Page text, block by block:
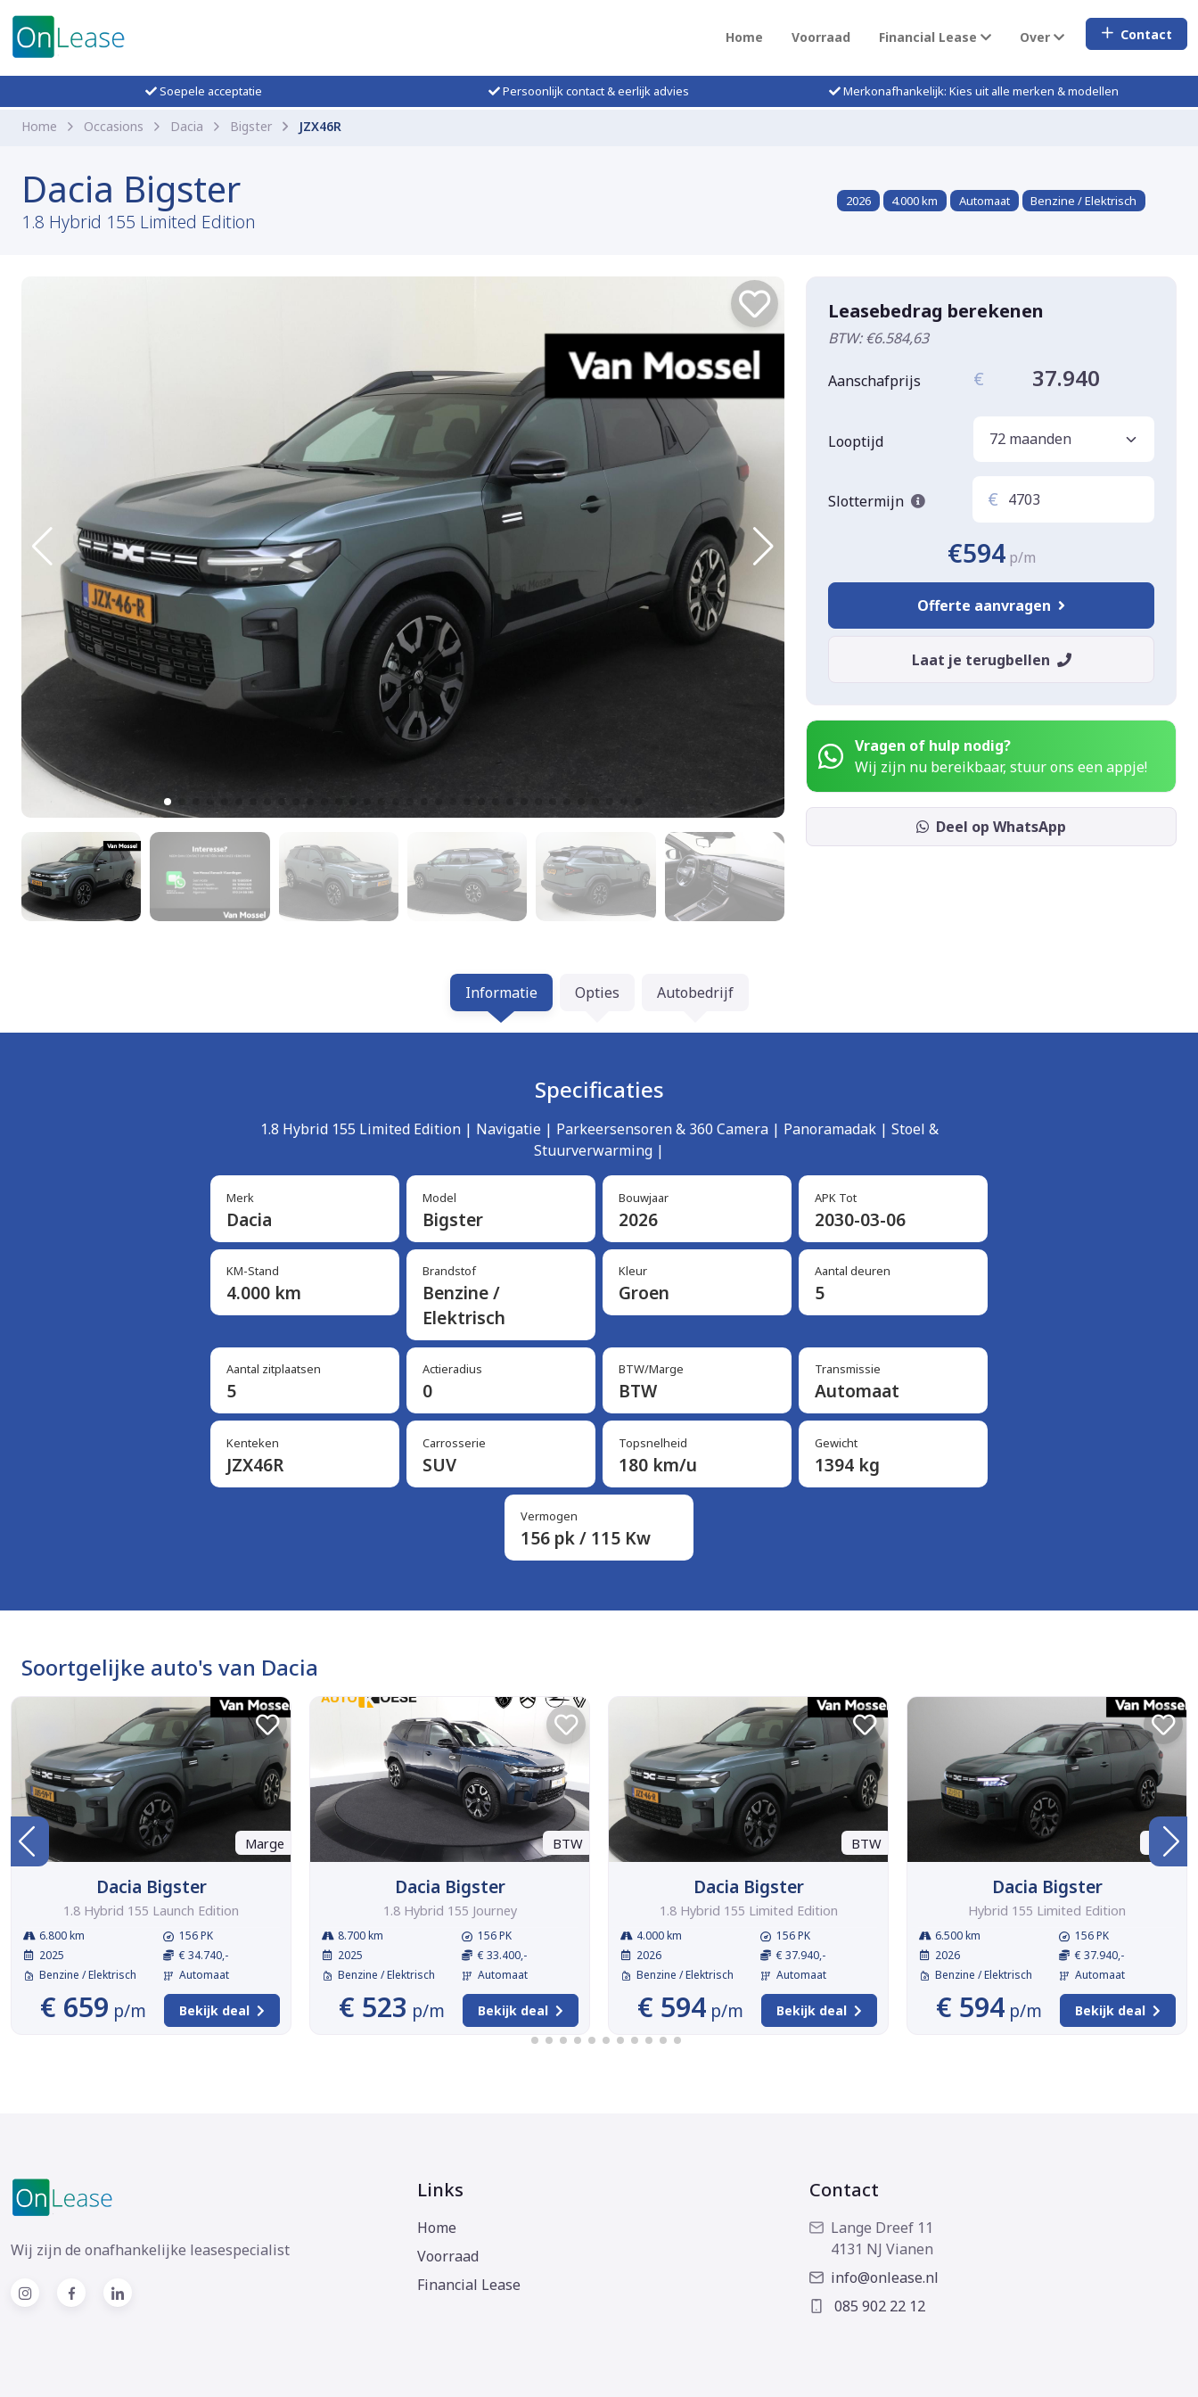
Home Voorraad Financial Lease Over Contact
Soepele acceptatie Persoonlijk contact & eerlijk advies Merkonafhankelijk: Kies uit alle merken & modellen
Home Occasions Dacia Bigster JZX46R
Dacia Bigster
1.8 Hybrid 155 Limited Edition
2026 4.000 km Automaat Benzine / Elektrisch
Leasebedrag berekenen
BTW: €6.584,63
Aanschafprijs € 37.940
Looptijd
Slottermijn €
€594 p/m
Offerte aanvragen
Laat je terugbellen
Vragen of hulp nodig?
Wij zijn nu bereikbaar, stuur ons een appje!
Deel op WhatsApp
Informatie Opties Autobedrijf
Specificaties
1.8 Hybrid 155 Limited Edition | Navigatie | Parkeersensoren & 360 Camera | Panoramadak | Stoel &
Stuurverwarming |
Merk
Dacia
Model
Bigster
Bouwjaar
2026
APK Tot
2030-03-06
KM-Stand
4.000 km
Brandstof
Benzine /
Elektrisch
Kleur
Groen
Aantal deuren
5
Aantal zitplaatsen
5
Actieradius
0
BTW/Marge
BTW
Transmissie
Automaat
Kenteken
JZX46R
Carrosserie
SUV
Topsnelheid
180 km/u
Gewicht
1394 kg
Vermogen
156 pk / 115 Kw
Soortgelijke auto's van Dacia
Marge
Dacia Bigster
1.8 Hybrid 155 Launch Edition
6.800 km
2025
Benzine / Elektrisch
156 PK
€ 34.740,-
Automaat
€ 659 p/m Bekijk deal
BTW
Dacia Bigster
1.8 Hybrid 155 Journey
8.700 km
2025
Benzine / Elektrisch
156 PK
€ 33.400,-
Automaat
€ 523 p/m Bekijk deal
BTW
Dacia Bigster
1.8 Hybrid 155 Limited Edition
4.000 km
2026
Benzine / Elektrisch
156 PK
€ 37.940,-
Automaat
€ 594 p/m Bekijk deal
BTW
Dacia Bigster
Hybrid 155 Limited Edition
6.500 km
2026
Benzine / Elektrisch
156 PK
€ 37.940,-
Automaat
€ 594 p/m Bekijk deal
Wij zijn de onafhankelijke leasespecialist
Links
Home
Voorraad
Financial Lease
Contact
Lange Dreef 11
4131 NJ Vianen
info@onlease.nl
085 902 22 12